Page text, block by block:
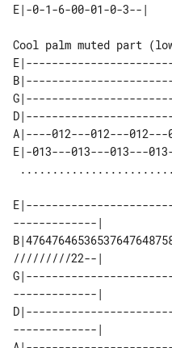
Cool palm muted part
A|----012---012---012---
E|-013---013---013---
-------------|
/////////22--|
-------------|
-------------|